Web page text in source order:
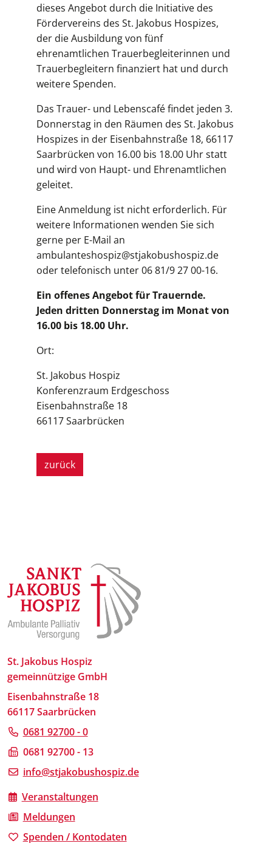
dieses Angebot durch die Initiative des
Fördervereins des St. Jakobus Hospizes,
der die Ausbildung von fünf
ehrenamtlichen Trauerbegleiterinnen und
Trauerbegleitern finanziert hat und durch
weitere Spenden.
Das Trauer- und Lebenscafé findet jeden 3.
Donnerstag in den Räumen des St. Jakobus
Hospizes in der Eisenbahnstraße 18, 66117
Saarbrücken von 16.00 bis 18.00 Uhr statt
und wird von Haupt- und Ehrenamtlichen
geleitet.
Eine Anmeldung ist nicht erforderlich. Für
weitere Informationen wenden Sie sich
gerne per E-Mail an
ambulanteshospiz@stjakobushospiz.de
oder telefonisch unter 06 81/9 27 00-16.
Ein offenes Angebot für Trauernde.
Jeden dritten Donnerstag im Monat von
16.00 bis 18.00 Uhr.
Ort:
St. Jakobus Hospiz
Konferenzraum Erdgeschoss
Eisenbahnstraße 18
66117 Saarbrücken
zurück
St. Jakobus Hospiz
gemeinnützige GmbH
Eisenbahnstraße 18
66117 Saarbrücken
0681 92700 - 0
0681 92700 - 13
info@stjakobushospiz.de
Veranstaltungen
Meldungen
Spenden / Kontodaten